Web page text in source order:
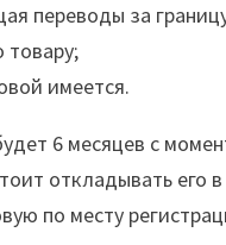
переводы за
товару;
имеется.
6 месяцев с
откладывать его
по месту